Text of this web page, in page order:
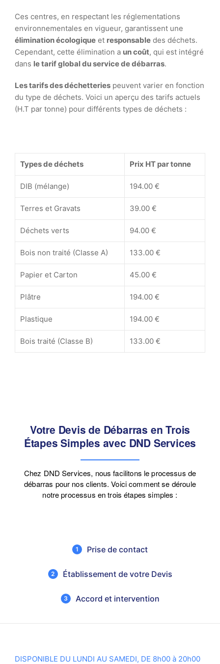
Ces centres, en respectant les réglementations
environnementales en vigueur, garantissent une
élimination écologique et responsable des déchets.
Cependant, cette élimination a un coût, qui est intégré
dans le tarif global du service de débarras.
Les tarifs des déchetteries peuvent varier en fonction
du type de déchets. Voici un aperçu des tarifs actuels
(H.T par tonne) pour différents types de déchets :
Types de déchets Prix HT par tonne
DIB (mélange) 194.00 €
Terres et Gravats 39.00 €
Déchets verts 94.00 €
Bois non traité (Classe A) 133.00 €
Papier et Carton 45.00 €
Plâtre 194.00 €
Plastique 194.00 €
Bois traité (Classe B) 133.00 €
Votre Devis de Débarras en Trois
Étapes Simples avec DND Services
Chez DND Services, nous facilitons le processus de
débarras pour nos clients. Voici comment se déroule
notre processus en trois étapes simples :
1 Prise de contact
2 Établissement de votre Devis
3 Accord et intervention
DISPONIBLE DU LUNDI AU SAMEDI, DE 8h00 à 20h00